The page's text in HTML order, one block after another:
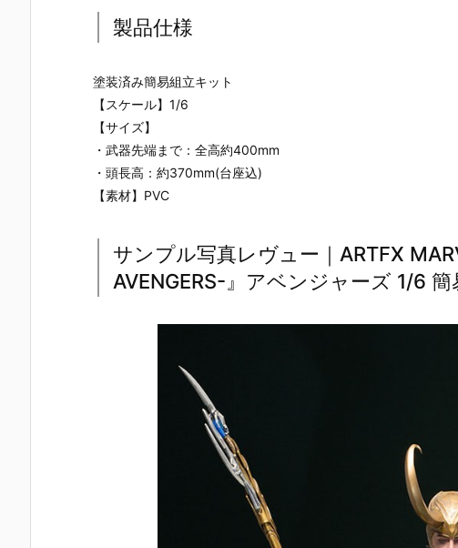
製品仕様
塗装済み簡易組立キット
【スケール】1/6
【サイズ】
・武器先端まで：全高約400mm
・頭長高：約370mm(台座込)
【素材】PVC
サンプル写真レヴュー｜ARTFX
AVENGERS-』アベンジャーズ 1/6 簡